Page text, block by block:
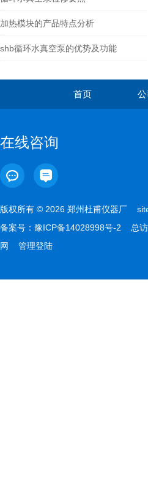
加热模块的产品特点分析
shb循环水真空泵的优势及功能
首页
在线咨询
版权所有 © 2026 郑州杜甫仪器厂
备案号： 豫ICP备14028998号-2 总访
网
管理登陆